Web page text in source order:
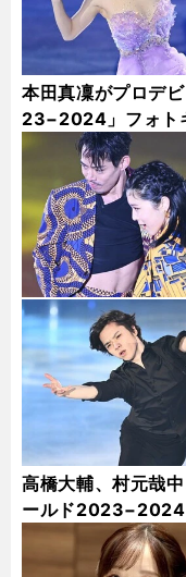
本田真凜がプロデ
23−2024」フォト
高橋大輔、村元哉
ールド2023−2024